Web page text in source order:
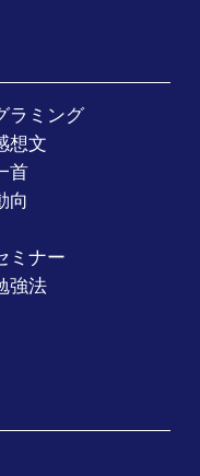
ラミング
想文
首
向
ミナー
強法